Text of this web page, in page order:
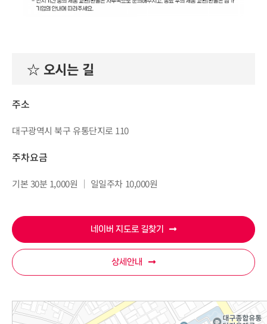
☆ 오시는 길
주소
대구광역시 북구 유통단지로 110
주차요금
기본 30분 1,000원 │ 일일주차 10,000원
네이버 지도로 길찾기
상세안내